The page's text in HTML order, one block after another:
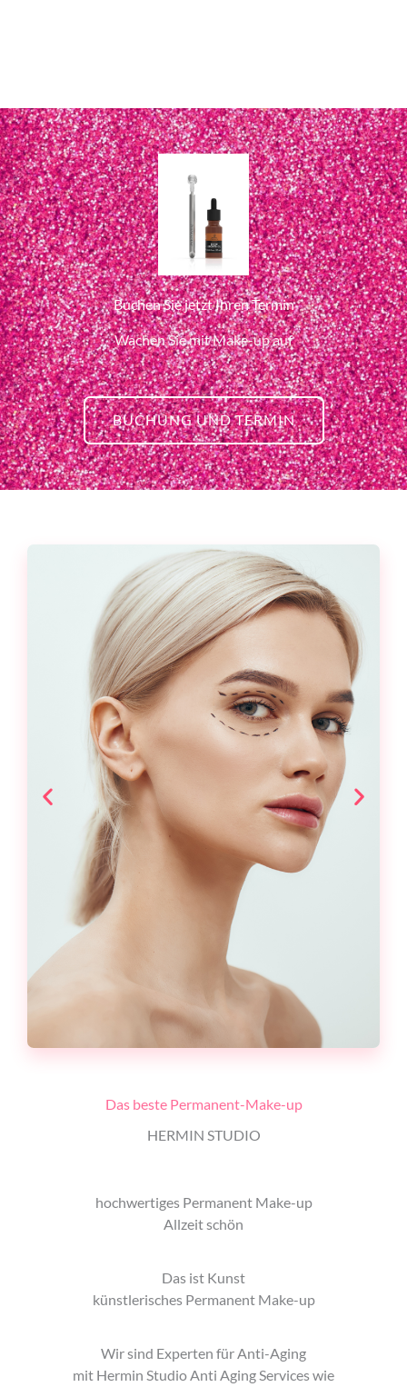
Buchen Sie jetzt Ihren Termin
Wachen Sie mit Make-up auf
BUCHUNG UND TERMIN
Das beste Permanent-Make-up
HERMIN STUDIO
hochwertiges Permanent Make-up
Allzeit schön
Das ist Kunst
künstlerisches Permanent Make-up
Wir sind Experten für Anti-Aging
mit Hermin Studio Anti Aging Services wie